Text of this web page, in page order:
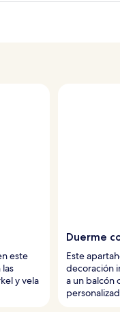
este
y vela
Duerme
Este
decoración
a un balcón